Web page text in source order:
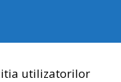
utilizatorilor